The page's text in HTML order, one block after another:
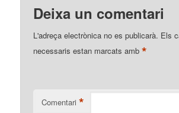
Deixa un comentari
L'adreça electrònica no es publicarà. Els
necessaris estan marcats amb*
Comentari *